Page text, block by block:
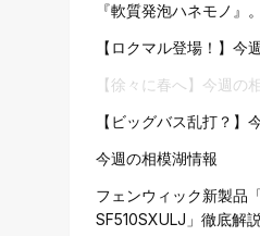
『軟質発泡ハネモノ』。
【ロクマル登場！】今
【徐々に春へ】今週の
【ビッグバス乱打？】
今週の相模湖情報
フェンウィック新製品
SF510SXULJ」徹底解説